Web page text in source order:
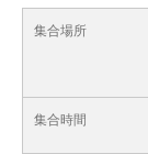
集合場所
集合時間